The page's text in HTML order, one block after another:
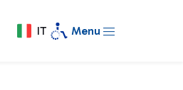
IT Menu